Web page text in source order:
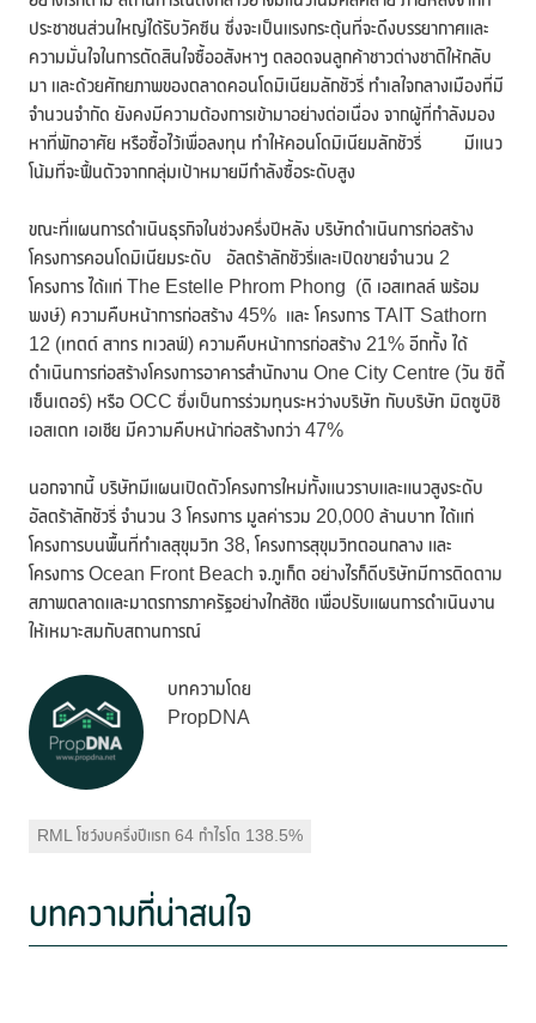
ประชาชนส่วนใหญ่ได้รับวัคซีน ซึ่งจะเป็นแรงกระตุ้นที่จะดึงบรรยากาศและ
ความมั่นใจในการตัดสินใจซื้ออสังหาฯ ตลอดจนลูกค้าชาวต่างชาติให้กลับ
มา และด้วยศักยภาพของตลาดคอนโดมิเนียมลักชัวรี่ ทำเลใจกลางเมืองที่มี
จำนวนจำกัด ยังคงมีความต้องการเข้ามาอย่างต่อเนื่อง จากผู้ที่กำลังมอง
หาที่พักอาศัย หรือซื้อไว้เพื่อลงทุน ทำให้คอนโดมิเนียมลักชัวรี่ มีแนว
โน้มที่จะฟื้นตัวจากกลุ่มเป้าหมายมีกำลังซื้อระดับสูง
ขณะที่แผนการดำเนินธุรกิจในช่วงครึ่งปีหลัง บริษัทดำเนินการก่อสร้าง
โครงการคอนโดมิเนียมระดับ อัลตร้าลักชัวรี่และเปิดขายจำนวน 2
โครงการ ได้แก่ The Estelle Phrom Phong (ดิ เอสเทลล์ พร้อม
พงษ์) ความคืบหน้าการก่อสร้าง 45% และ โครงการ TAIT Sathorn
12 (เทตต์ สาทร ทเวลฟ์) ความคืบหน้าการก่อสร้าง 21% อีกทั้ง ได้
ดำเนินการก่อสร้างโครงการอาคารสำนักงาน One City Centre (วัน ซิตี้
เซ็นเตอร์) หรือ OCC ซึ่งเป็นการร่วมทุนระหว่างบริษัท กับบริษัท มิตซูบิชิ
เอสเตท เอเชีย มีความคืบหน้าก่อสร้างกว่า 47%
นอกจากนี้ บริษัทมีแผนเปิดตัวโครงการใหม่ทั้งแนวราบและแนวสูงระดับ
อัลตร้าลักชัวรี่ จำนวน 3 โครงการ มูลค่ารวม 20,000 ล้านบาท ได้แก่
โครงการบนพื้นที่ทำเลสุขุมวิท 38, โครงการสุขุมวิทตอนกลาง และ
โครงการ Ocean Front Beach จ.ภูเก็ต อย่างไรก็ดีบริษัทมีการติดตาม
สภาพตลาดและมาตรการภาครัฐอย่างใกล้ชิด เพื่อปรับแผนการดำเนินงาน
ให้เหมาะสมกับสถานการณ์
บทความโดย
PropDNA
RML โชว์งบครึ่งปีแรก 64 กำไรโต 138.5%
บทความที่น่าสนใจ